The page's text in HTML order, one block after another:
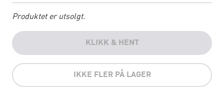
Produktet er utsolgt.
KLIKK & HENT
IKKE FLER PÅ LAGER